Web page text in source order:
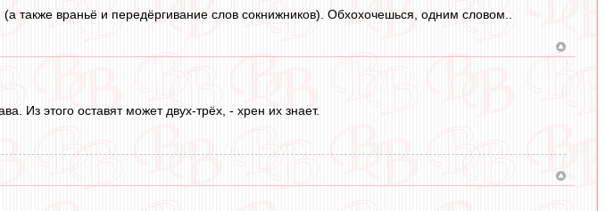
также враньё и передёргивание слов сокнижников). Обхохочешься, одним словом..
Из этого оставят может двух-трёх, - хрен их знает.